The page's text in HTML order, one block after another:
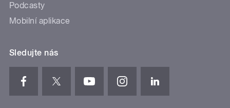
Podcasty
Mobilní aplikace
Sledujte nás